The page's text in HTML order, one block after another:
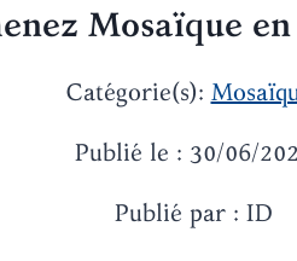
Mosaïque en
Catégorie(s):
Publié le : 30/06/
Publié par : ID